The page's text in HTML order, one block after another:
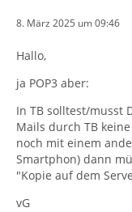
8. März 2025 um 09:46
Hallo,
ja POP3 aber:
In TB solltest/musst
Mails durch TB
noch mit einem
Smartphon) dann
"Kopie auf dem
vG